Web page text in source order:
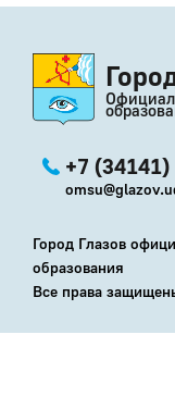
+7
Город Глазов
образования
Все права